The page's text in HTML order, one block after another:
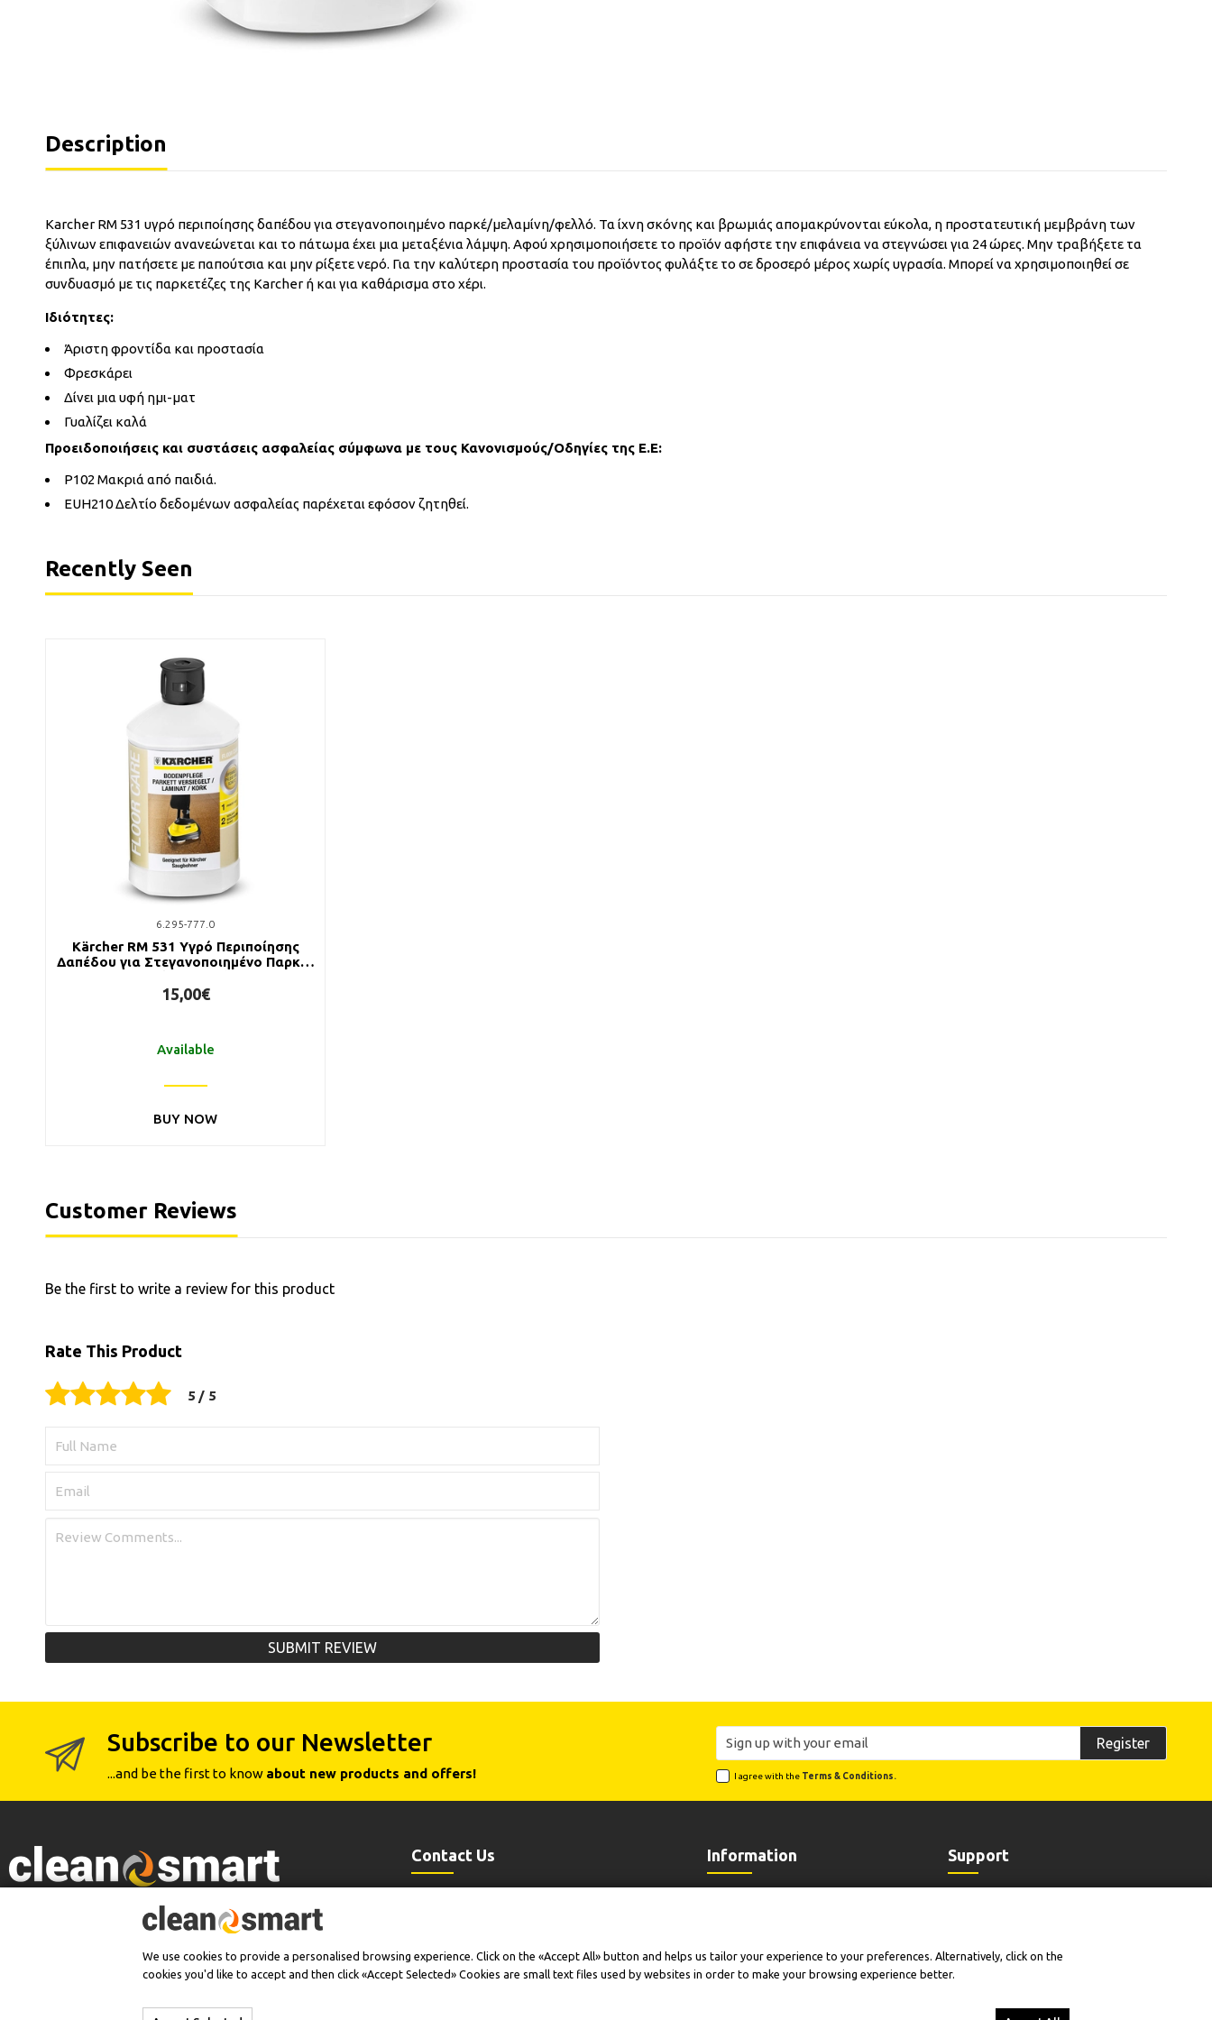
Description
Karcher RM 531 υγρό περιποίησης δαπέδου για στεγανοποιημένο παρκέ/μελαμίνη/φελλό. Τα ίχνη σκόνης και βρωμιάς απομακρύνονται εύκολα, η προστατευτική μεμβράνη των
ξύλινων επιφανειών ανανεώνεται και το πάτωμα έχει μια μεταξένια λάμψη. Αφού χρησιμοποιήσετε το προϊόν αφήστε την επιφάνεια να στεγνώσει για 24 ώρες. Μην τραβήξετε τα
έπιπλα, μην πατήσετε με παπούτσια και μην ρίξετε νερό. Για την καλύτερη προστασία του προϊόντος φυλάξτε το σε δροσερό μέρος χωρίς υγρασία. Μπορεί να χρησιμοποιηθεί σε
συνδυασμό με τις παρκετέζες της Karcher ή και για καθάρισμα στο χέρι.
Ιδιότητες:
Άριστη φροντίδα και προστασία
Φρεσκάρει
Δίνει μια υφή ημι-ματ
Γυαλίζει καλά
Προειδοποιήσεις και συστάσεις ασφαλείας σύμφωνα με τους Κανονισμούς/Οδηγίες της Ε.Ε:
P102 Μακριά από παιδιά.
EUH210 Δελτίο δεδομένων ασφαλείας παρέχεται εφόσον ζητηθεί.
Recently Seen
6.295-777.0
Kärcher RM 531 Υγρό Περιποίησης
Δαπέδου για Στεγανοποιημένο Παρκέ/
15,00€
Available
BUY NOW
Customer Reviews
Be the first to write a review for this product
Rate This Product
SUBMIT REVIEW
Subscribe to our Newsletter
...and be the first to know about new products and offers!
Register
I agree with the Terms & Conditions.
Contact Us
+30 210 6646515
info@cleansmart.gr
Information
Warranty Extension
Company Profile
Support
Product Warranties & Technical Support
Returns & Withdrawal Policy
We use cookies to provide a personalised browsing experience. Click on the «Accept All» button and helps us tailor your experience to your preferences. Alternatively, click on the
cookies you'd like to accept and then click «Accept Selected» Cookies are small text files used by websites in order to make your browsing experience better.